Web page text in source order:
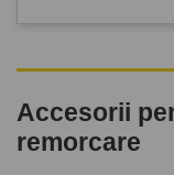
Accesorii
remorcare